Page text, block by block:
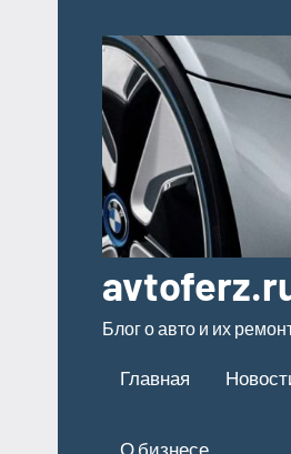
содержимому
Блог о авто и их
Главная
О бизнесе